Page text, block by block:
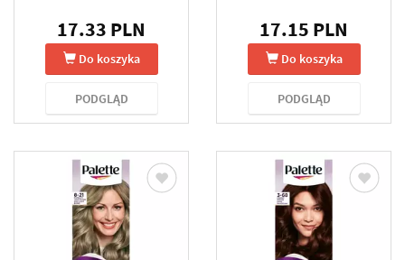
17.33 PLN
Do koszyka
PODGLĄD
17.15 PLN
Do koszyka
PODGLĄD